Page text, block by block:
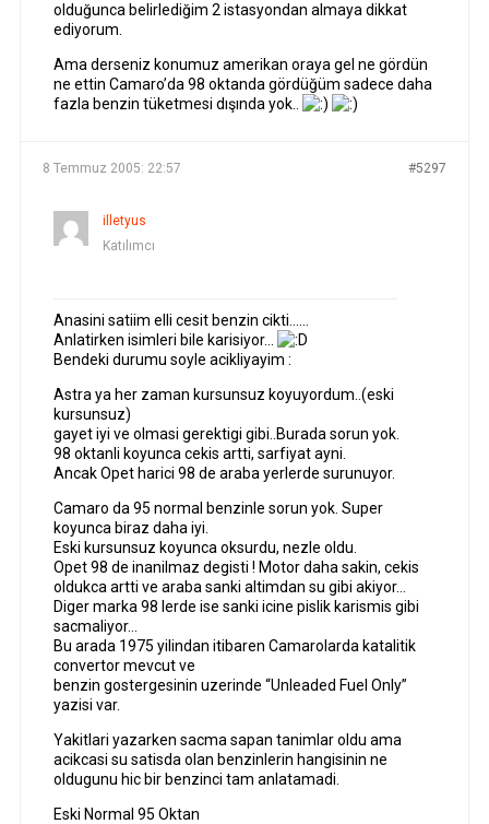
olduğunca belirlediğim 2 istasyondan almaya dikkat
ediyorum.
Ama derseniz konumuz amerikan oraya gel ne gördün
ne ettin Camaro’da 98 oktanda gördüğüm sadece daha
fazla benzin tüketmesi dışında yok..
8 Temmuz 2005: 22:57 #5297
illetyus
Katılımcı
Anasini satiim elli cesit benzin cikti……
Anlatirken isimleri bile karisiyor…
Bendeki durumu soyle acikliyayim :
Astra ya her zaman kursunsuz koyuyordum..(eski
kursunsuz)
gayet iyi ve olmasi gerektigi gibi..Burada sorun yok.
98 oktanli koyunca cekis artti, sarfiyat ayni.
Ancak Opet harici 98 de araba yerlerde surunuyor.
Camaro da 95 normal benzinle sorun yok. Super
koyunca biraz daha iyi.
Eski kursunsuz koyunca oksurdu, nezle oldu.
Opet 98 de inanilmaz degisti ! Motor daha sakin, cekis
oldukca artti ve araba sanki altimdan su gibi akiyor…
Diger marka 98 lerde ise sanki icine pislik karismis gibi
sacmaliyor…
Bu arada 1975 yilindan itibaren Camarolarda katalitik
convertor mevcut ve
benzin gostergesinin uzerinde “Unleaded Fuel Only”
yazisi var.
Yakitlari yazarken sacma sapan tanimlar oldu ama
acikcasi su satisda olan benzinlerin hangisinin ne
oldugunu hic bir benzinci tam anlatamadi.
Eski Normal 95 Oktan